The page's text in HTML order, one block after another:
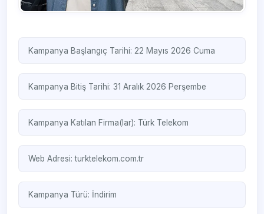
Kampanya Başlangıç Tarihi: 22 Mayıs 2026 Cuma
Kampanya Bitiş Tarihi: 31 Aralık 2026 Perşembe
Kampanya Katılan Firma(lar): Türk Telekom
Web Adresi:turktelekom.com.tr
Kampanya Türü: İndirim